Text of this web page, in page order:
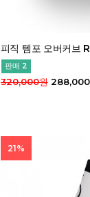
피직 템포 오버커브
판매 2
320,000원288,000
21%